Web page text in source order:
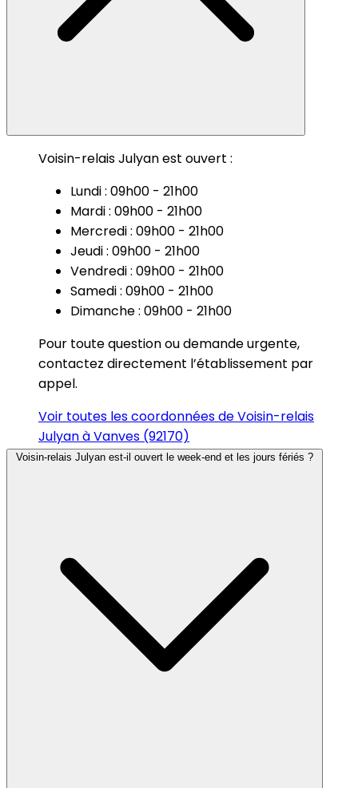
Voisin-relais Julyan est ouvert :
Lundi : 09h00 - 21h00
Mardi : 09h00 - 21h00
Mercredi : 09h00 - 21h00
Jeudi : 09h00 - 21h00
Vendredi : 09h00 - 21h00
Samedi : 09h00 - 21h00
Dimanche : 09h00 - 21h00
Pour toute question ou demande urgente,
contactez directement l’établissement par
appel.
Voir toutes les coordonnées de Voisin-relais
Julyan à Vanves (92170)
Voisin-relais Julyan est-il ouvert le week-end et les jours fériés ?